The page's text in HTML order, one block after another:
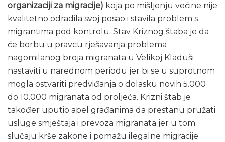
organizaciji za migracije) koja po mišljenju većine nije
kvalitetno odradila svoj posao i stavila problem s
migrantima pod kontrolu. Stav Kriznog štaba je da
će borbu u pravcu rješavanja problema
nagomilanog broja migranata u Velikoj Kladuši
nastaviti u narednom periodu jer bi se u suprotnom
mogla ostvariti predviđanja o dolasku novih 5.000
do 10.000 migranata od proljeća. Krizni štab je
također uputio apel građanima da prestanu pružati
usluge smještaja i prevoza migranata jer u tom
slučaju krše zakone i pomažu ilegalne migracije.